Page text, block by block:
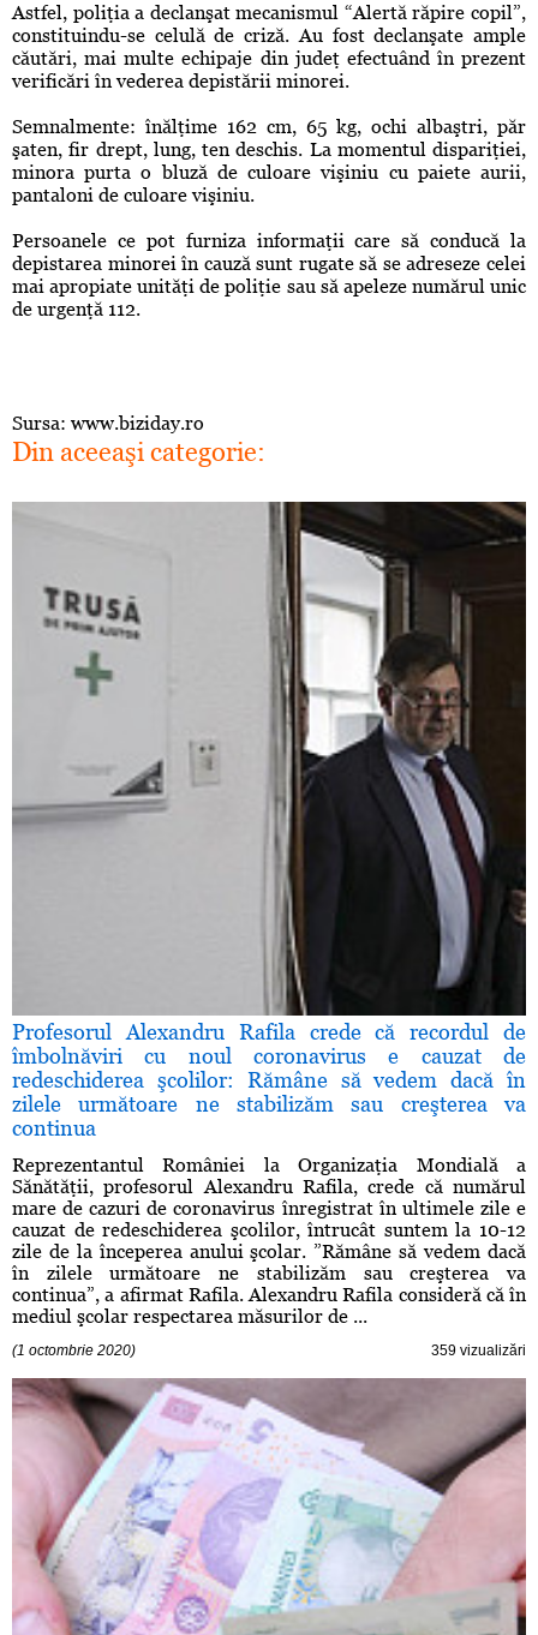
Astfel, poliţia a declanşat mecanismul “Alertă răpire copil”,
constituindu-se celulă de criză. Au fost declanşate ample
căutări, mai multe echipaje din judeţ efectuând în prezent
verificări în vederea depistării minorei.
Semnalmente: înălţime 162 cm, 65 kg, ochi albaştri, păr
şaten, fir drept, lung, ten deschis. La momentul dispariţiei,
minora purta o bluză de culoare vişiniu cu paiete aurii,
pantaloni de culoare vişiniu.
Persoanele ce pot furniza informaţii care să conducă la
depistarea minorei în cauză sunt rugate să se adreseze celei
mai apropiate unităţi de poliţie sau să apeleze numărul unic
de urgenţă 112.
Sursa: www.biziday.ro
Din aceeaşi categorie:
Profesorul Alexandru Rafila crede că recordul de
îmbolnăviri cu noul coronavirus e cauzat de
redeschiderea şcolilor: Rămâne să vedem dacă în
zilele următoare ne stabilizăm sau creşterea va
continua
Reprezentantul României la Organizaţia Mondială a
Sănătăţii, profesorul Alexandru Rafila, crede că numărul
mare de cazuri de coronavirus înregistrat în ultimele zile e
cauzat de redeschiderea şcolilor, întrucât suntem la 10-12
zile de la începerea anului şcolar. ”Rămâne să vedem dacă
în zilele următoare ne stabilizăm sau creşterea va
continua”, a afirmat Rafila. Alexandru Rafila consideră că în
mediul şcolar respectarea măsurilor de ...
(1 octombrie 2020) 359 vizualizări